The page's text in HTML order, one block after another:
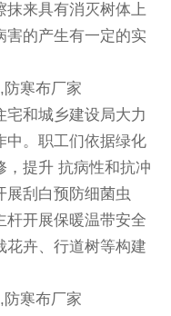
抹来具有消灭树体上
害的产生有一定的实
宅和城乡建设局大力
中。职工们依据绿化
，提升 抗病性和抗冲
展刮白预防细菌虫
杆开展保暖温带安全
花卉、行道树等构建